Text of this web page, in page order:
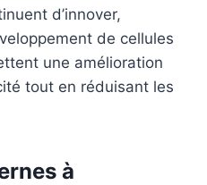
d’innover,
de cellules
une amélioration
tout en réduisant les
à